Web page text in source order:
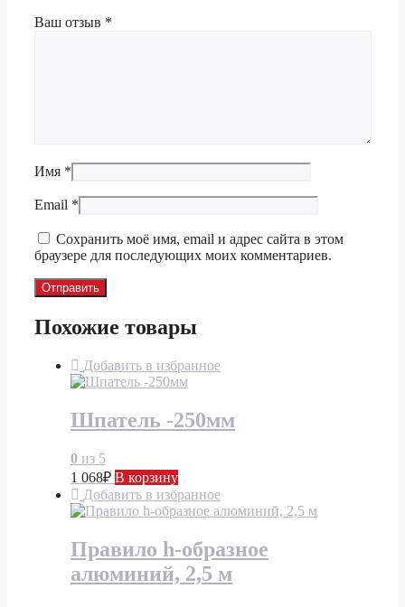
Ваш отзыв *
Имя *
Email *
Сохранить моё имя, email и адрес сайта в этом
браузере для последующих моих комментариев.
Похожие товары
Добавить в избранное
Шпатель -250мм
0 из 5
1 068₽ В корзину
Добавить в избранное
Правило h-образное
алюминий, 2,5 м